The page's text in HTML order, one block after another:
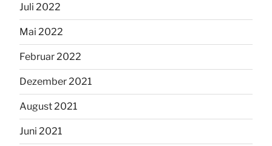
Juli 2022
Mai 2022
Februar 2022
Dezember 2021
August 2021
Juni 2021